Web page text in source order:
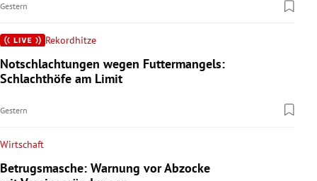
Gestern
Rekordhitze
Notschlachtungen wegen Futtermangels:
Schlachthöfe am Limit
Gestern
Wirtschaft
Betrugsmasche: Warnung vor Abzocke